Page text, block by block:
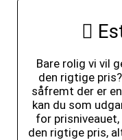
Bare rolig vi vil
den rigtige
såfremt der er
kan du som
for
den rigtige pris,